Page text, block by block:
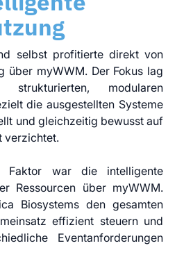
selbst profitierte direkt von
über myWWM. Der Fokus lag
modularen
die ausgestellten Systeme
und gleichzeitig bewusst auf
verzichtet.
Faktor war die intelligente
Ressourcen über myWWM.
Biosystems den gesamten
effizient steuern und
Eventanforderungen